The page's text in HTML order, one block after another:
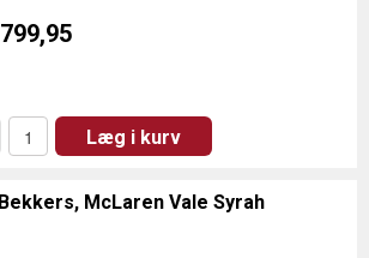
Læg i kurv
McLaren Vale Syrah